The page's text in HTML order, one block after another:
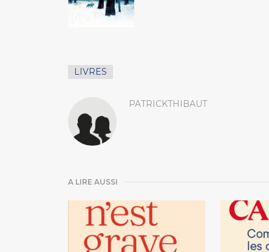
LIVRES
PATRICKTHIBAUT
A LIRE AUSSI